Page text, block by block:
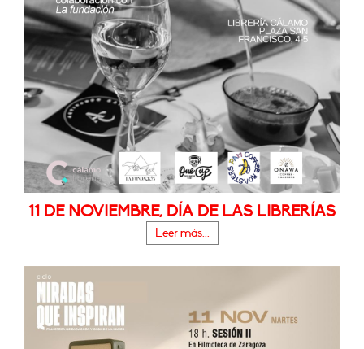
11 DE NOVIEMBRE, DÍA DE LAS LIBRERÍAS
Leer más...